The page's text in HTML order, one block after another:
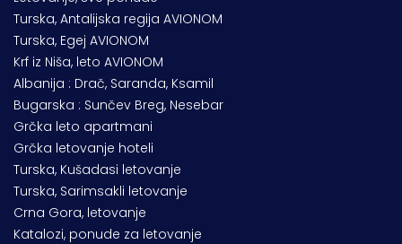
Turska, Antalijska regija AVIONOM
Turska, Egej AVIONOM
Krf iz Niša, leto AVIONOM
Albanija : Drač, Saranda, Ksamil
Bugarska : Sunčev Breg, Nesebar
Grčka leto apartmani
Grčka letovanje hoteli
Turska, Kušadasi letovanje
Turska, Sarimsakli letovanje
Crna Gora, letovanje
Katalozi, ponude za letovanje